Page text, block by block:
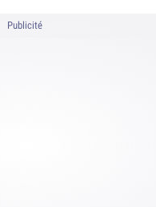
Publicité